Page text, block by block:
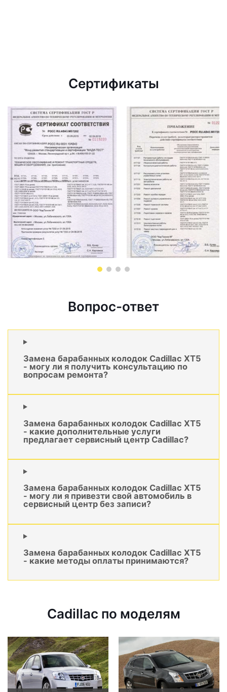
Сертификаты
Вопрос-ответ
Замена барабанных колодок Cadillac XT5
- могу ли я получить консультацию по
вопросам ремонта?
Замена барабанных колодок Cadillac XT5
- какие дополнительные услуги
предлагает сервисный центр Cadillac?
Замена барабанных колодок Cadillac XT5
- могу ли я привезти свой автомобиль в
сервисный центр без записи?
Замена барабанных колодок Cadillac XT5
- какие методы оплаты принимаются?
Cadillac по моделям